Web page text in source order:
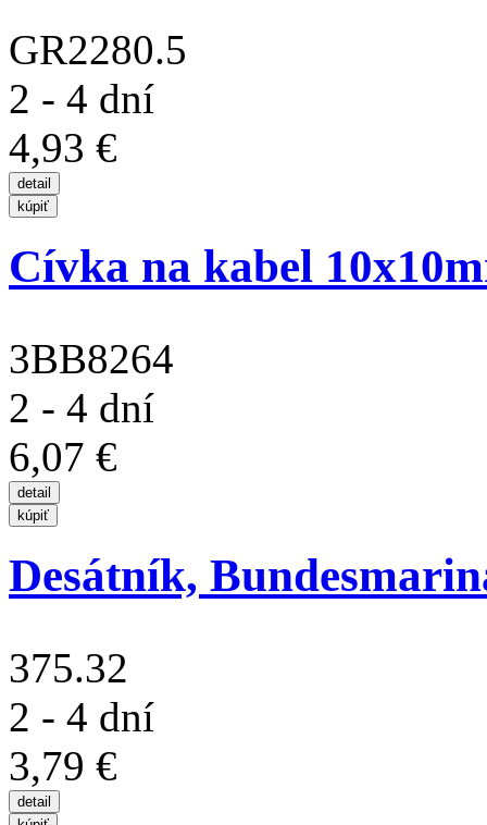
GR2280.5
2 - 4 dní
4,93 €
Cívka na kabel
3BB8264
2 - 4 dní
6,07 €
Desátník,
375.32
2 - 4 dní
3,79 €